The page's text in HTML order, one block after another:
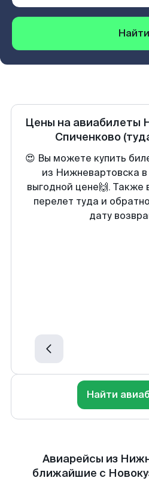
Найти
Цены на авиабилеты
Спиченково
😍 Вы можете купить
из Нижневартовска
выгодной цене🙌.
перелет туда и
дату
Найти
Авиарейсы из
ближайшие с